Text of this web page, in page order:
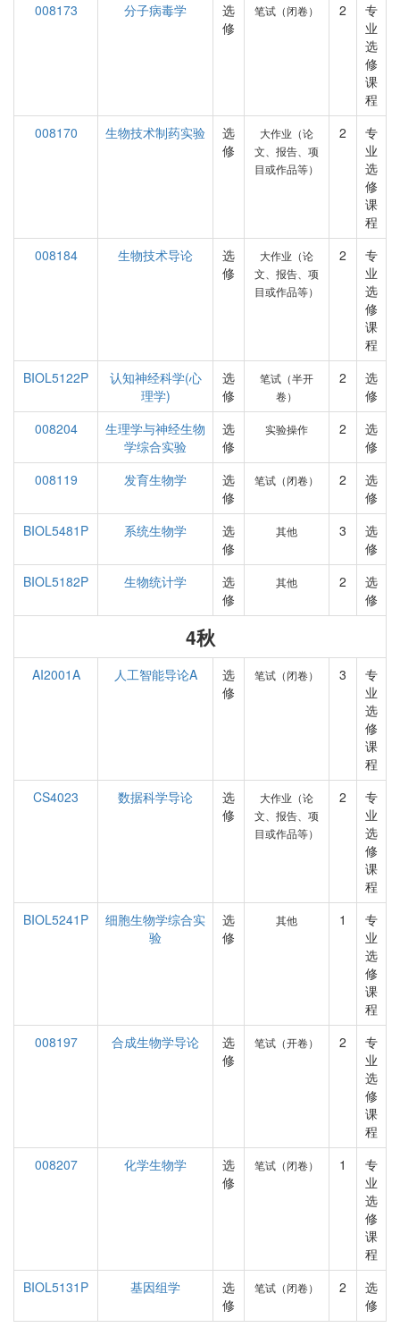
008173
分子病毒学
选
修
笔试（闭卷） 2
专
业
选
修
课
程
008170
生物技术制药实验
选
修
大作业（论
文、报告、项
目或作品等）
2
专
业
选
修
课
程
008184
生物技术导论
选
修
大作业（论
文、报告、项
目或作品等）
2
专
业
选
修
课
程
BIOL5122P
认知神经科学(心
理学)
选
修
笔试（半开
卷）
2
选
修
008204
生理学与神经生物
学综合实验
选
修
实验操作 2
选
修
008119
发育生物学
选
修
笔试（闭卷） 2
选
修
BIOL5481P
系统生物学
选
修
其他 3
选
修
BIOL5182P
生物统计学
选
修
其他 2
选
修
4秋
AI2001A 人工智能导论A
选
修
笔试（闭卷） 3
专
业
选
修
课
程
CS4023
数据科学导论
选
修
大作业（论
文、报告、项
目或作品等）
2
专
业
选
修
课
程
BIOL5241P
细胞生物学综合实
验
选
修
其他 1
专
业
选
修
课
程
008197
合成生物学导论
选
修
笔试（开卷） 2
专
业
选
修
课
程
008207
化学生物学
选
修
笔试（闭卷） 1
专
业
选
修
课
程
BIOL5131P
基因组学
选
修
笔试（闭卷） 2
选
修